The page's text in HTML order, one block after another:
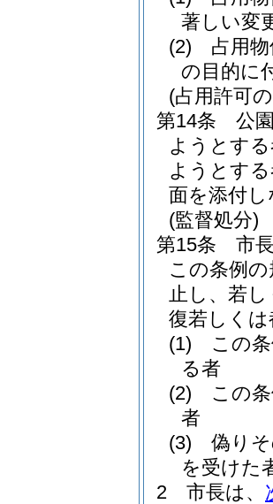
著しい変
(2)
占用
の目的に
(占用許可
第14条
公
ようとす
ようとす
面を添付
(監督処分)
第15条
市
この条例
止し、若
復若しく
(1)
この
る者
(2)
この
者
(3)
偽り
を受けた
2
市長は、